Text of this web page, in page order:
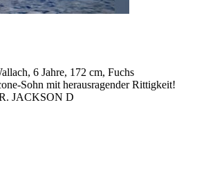
6 Jahre, 172 cm, Fuchs
Sohn mit herausragender Rittigkeit!
JACKSON D